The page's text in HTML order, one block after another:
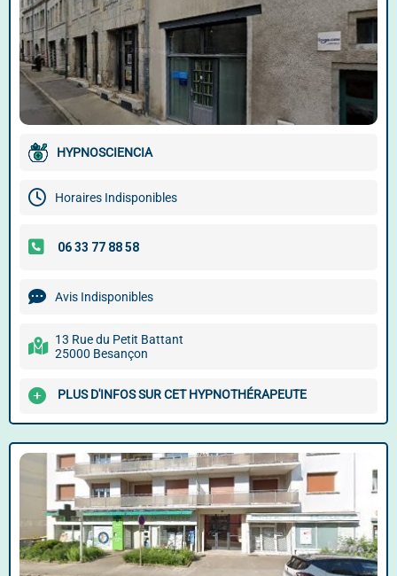
HYPNOSCIENCIA
Horaires Indisponibles
Avis Indisponibles
13 Rue du Petit Battant
25000 Besançon
PLUS D'INFOS SUR CET HYPNOTHÉRAPEUTE